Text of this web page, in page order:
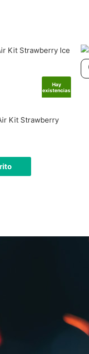
Hay
existencias
Kit Strawberry